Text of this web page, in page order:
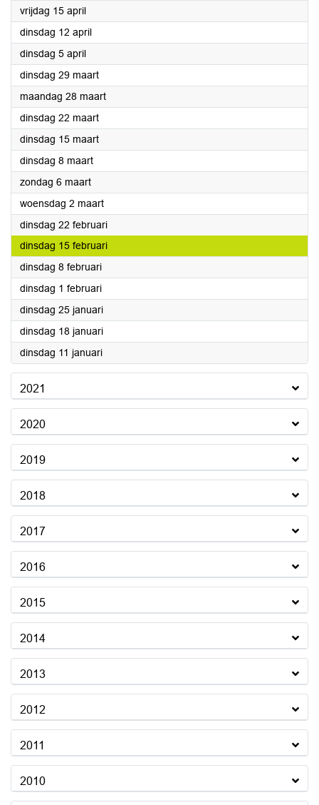
vrijdag 15 april2022
dinsdag 12 april2022
dinsdag 5 april2022
dinsdag 29 maart2022
maandag 28 maart2022
dinsdag 22 maart2022
dinsdag 15 maart2022
dinsdag 8 maart2022
zondag 6 maart2022
woensdag 2 maart2022
dinsdag 22 februari2022
dinsdag 15 februari2022
dinsdag 8 februari2022
dinsdag 1 februari2022
dinsdag 25 januari2022
dinsdag 18 januari2022
dinsdag 11 januari2022
2021
2020
2019
2018
2017
2016
2015
2014
2013
2012
2011
2010